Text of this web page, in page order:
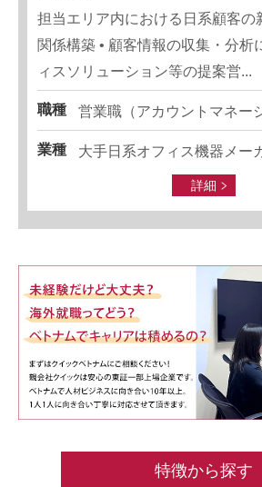
担当エリア内における日系顧客の
関係構築 • 顧客情報の収集・分析
ィスソリューション等の提案営...
職種 営業職（アカウントマネー
業種 大手日系オフィス機器メー
詳細
特徴から探す